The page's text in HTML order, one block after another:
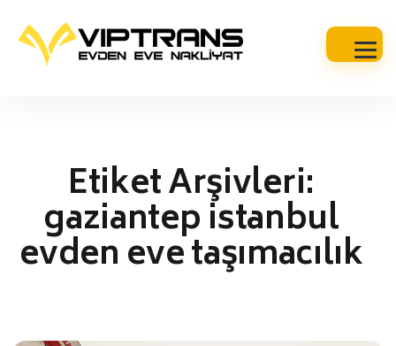
Etiket Arşivleri:
gaziantep istanbul
evden eve taşımacılık